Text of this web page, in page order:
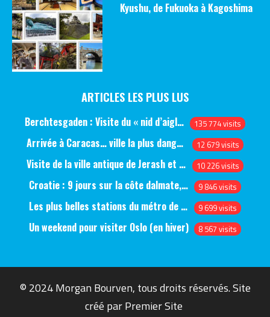
Kyushu, de Fukuoka à Kagoshima
ARTICLES LES PLUS LUS
Berchtesgaden : Visite du « nid d’aigle » et des bunkers d’Hitler 135 774 visits
Arrivée à Caracas… ville la plus dangereuse du monde (jour 1) 12 679 visits
Visite de la ville antique de Jerash et du château d’Ajlun (jour 1) 10 226 visits
Croatie : 9 jours sur la côte dalmate, de Split à Dubrovnik, en passant par Hvar et Mjlet 9 846 visits
Les plus belles stations du métro de Saint-Pétersbourg 9 699 visits
Un weekend pour visiter Oslo (en hiver) 8 567 visits
© 2024 Morgan Bourven, tous droits réservés. Site
créé parPremier Site